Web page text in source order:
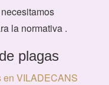
la normativa .
plagas
en VILADECANS